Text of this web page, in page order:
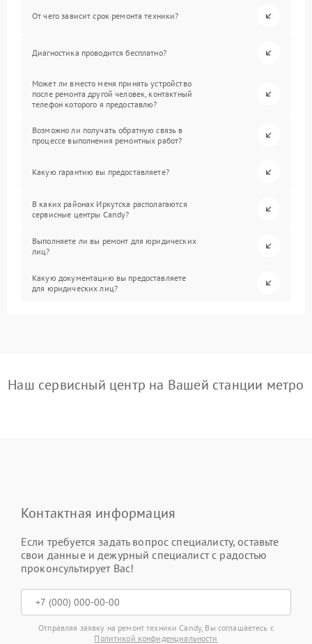
От чего зависит срок ремонта техники?
Диагностика проводится бесплатно?
Может ли вместо меня принять устройство
после ремонта другой человек, контактный
телефон которого я предоставлю?
Возможно ли получать обратную связь в
процессе выполнения ремонтных работ?
Какую гарантию вы предоставляете?
В каких районах Иркутска располагаются
сервисные центры Candy?
Выполняете ли вы ремонт для юридических
лиц?
Какую документацию вы предоставляете
для юридических лиц?
Наш сервисный центр на Вашей станции метро
Контактная информация
Если требуется задать вопрос специалисту, оставьте
свои данные и дежурный специалист с радостью
проконсультирует Вас!
Отправляя заявку на ремонт техники Candy, Вы соглашаетесь с
Политикой конфиденциальности